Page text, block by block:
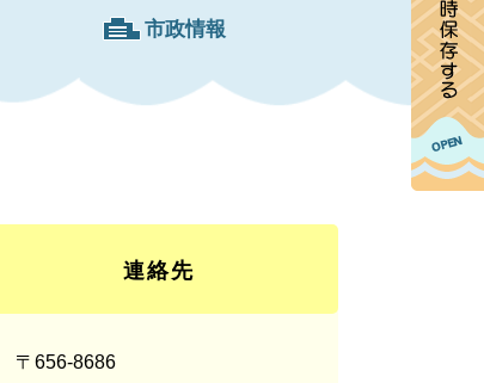
市政情報
連絡先
〒656-8686